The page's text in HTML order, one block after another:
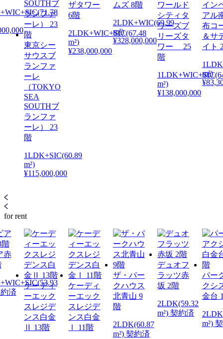
東京シー
サウスブ
ランファ
ーレ
（TOKYO
SEA
SOUTHブ
ランファ
ーレ） 23
階
1LDK+SIC(60.89
m²)
¥115,000,000
ザタワー
6階
2LDK+WIC+SIC(67.48
m²)
¥238,000,000
ムズ 8階
2LDK+WIC(69.99
m²)
¥328,000,000
ワールド
シティタ
ワーズブ
リーズタ
ワー 25
階
m²)
¥138,000,000
イン
アル
布コ
＆サ
イト
m²)
for rent
赤
済
ケーディ
ーエック
スレジデ
ンス白金
Ⅱ 13階
ケーディ
ーエック
スレジデ
ンス白金
Ⅰ 11階
ザ・パー
クハウス
北青山 9
階
2LDK(60.87
m²) 契約済
デュオフ
ラッツ赤
坂 2階
2LDK(59.32
m²) 契約済
パー
クシ
金台
m²)